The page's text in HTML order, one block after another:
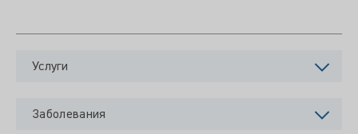
Услуги
Заболевания